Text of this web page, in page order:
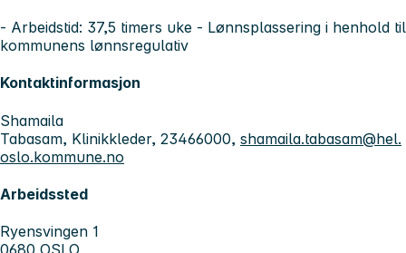
- Arbeidstid: 37,5 timers uke - Lønnsplassering i henhold til
kommunens lønnsregulativ
Kontaktinformasjon
Shamaila
Tabasam, Klinikkleder, 23466000, shamaila.tabasam@hel.
oslo.kommune.no
Arbeidssted
Ryensvingen 1